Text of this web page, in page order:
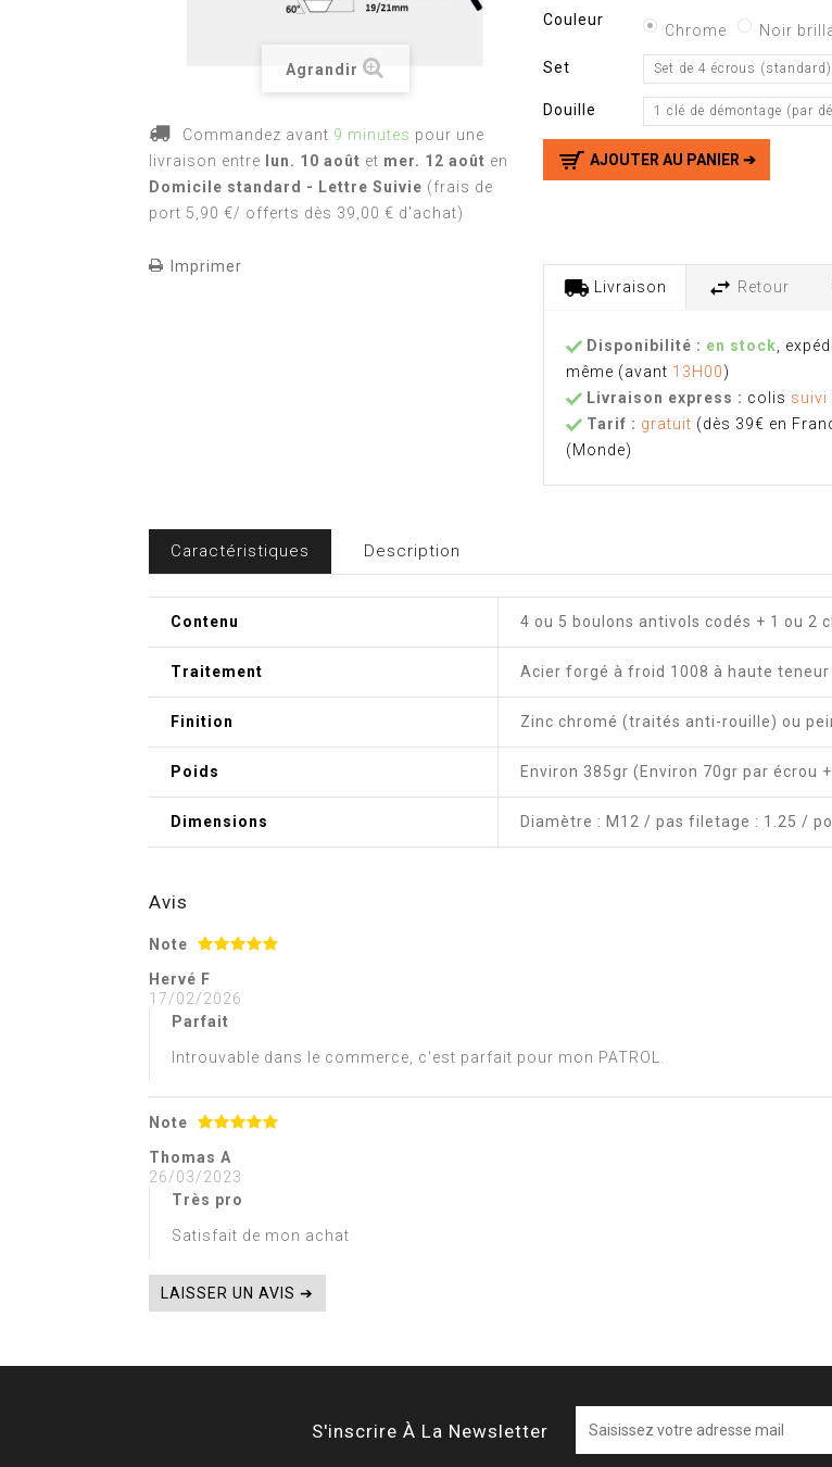
Agrandir
Commandez avant 9 minutes pour une
livraison entre lun. 10 août et mer. 12 août en
Domicile standard - Lettre Suivie (frais de
port 5,90 €/ offerts dès 39,00 € d'achat)
Imprimer
Couleur
Chrome Noir
Set Set de 4 écrous (standard)
Douille 1 clé de démontage (par
AJOUTER AU PANIER ➔
Livraison Retour
Disponibilité : en stock ,
même (avant 13H00)
Livraison express : colis suivi
Tarif : gratuit (dès 39€ en
(Monde)
Caractéristiques Description
Contenu 4 ou 5 boulons antivols codés + 1 ou 2
Traitement Acier forgé à froid 1008 à haute teneur
Finition Zinc chromé (traités anti-rouille) ou
Poids Environ 385gr (Environ 70gr par écrou
Dimensions Diamètre : M12 / pas filetage : 1.25 /
Avis
Note
Hervé F
17/02/2026
Parfait
Introuvable dans le commerce, c'est parfait pour mon PATROL.
Note
Thomas A
26/03/2023
Très pro
Satisfait de mon achat
LAISSER UN AVIS ➔
S'inscrire À La Newsletter